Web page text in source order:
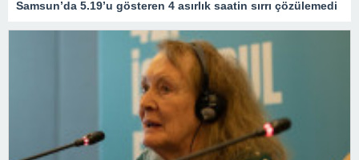
Samsun’da 5.19’u gösteren 4 asırlık saatin sırrı çözülemedi